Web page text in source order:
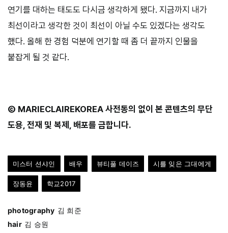
연기를 대하는 태도도 다시금 생각하게 됐다. 지금까지 내가
최선이라고 생각한 것이 최선이 아닐 수도 있겠다는 생각도
했다. 올해 한 경험 덕분에 연기할 때 좀 더 끝까지 인물을
붙잡게 될 것 같다.
Ⓒ MARIECLAIREKOREA 사전동의 없이 본 콘텐츠의 무단
도용, 전재 및 복제, 배포를 금합니다.
미스터 션샤인 배우 뷰티풀 데이즈 시를 잊은 그대에게
장동윤 학교2017
photography 김 희준
hair 김 승원